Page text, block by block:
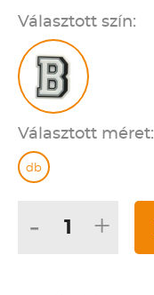
Választott szín:
Választott méret:
db
- +